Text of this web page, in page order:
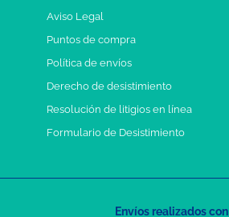
Aviso Legal
Puntos de compra
Política de envíos
Derecho de desistimiento
Resolución de litigios en línea
Formulario de Desistimiento
Envíos realizados con